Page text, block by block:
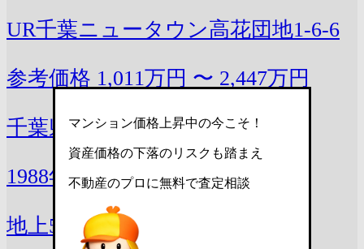
UR千葉ニュータウン高花団地1-6-6
参考価格 1,011万円 〜 2,447万円
千葉県印西市高花1丁目6-6
1988年4月(築39年)
地上5階 / 全30戸
マンション価格上昇中の今こそ！
資産価格の下落のリスクも踏まえ
不動産のプロに無料で査定相談